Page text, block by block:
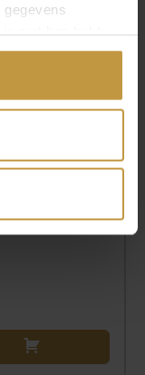
met hen hebt
jouw gebruik van
JEWELS
LAB GROWN
leverbaar, 1